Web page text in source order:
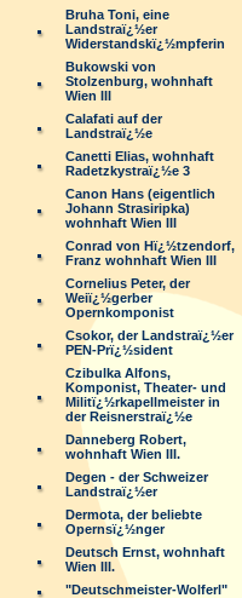
Bruha Toni, eine
Landstraï¿½er
Widerstandskï¿½mpferin
Bukowski von
Stolzenburg, wohnhaft
Wien III
Calafati auf der
Landstraï¿½e
Canetti Elias, wohnhaft
Radetzkystraï¿½e 3
Canon Hans (eigentlich
Johann Strasiripka)
wohnhaft Wien III
Conrad von Hï¿½tzendorf,
Franz wohnhaft Wien III
Cornelius Peter, der
Weiï¿½gerber
Opernkomponist
Csokor, der Landstraï¿½er
PEN-Prï¿½sident
Czibulka Alfons,
Komponist, Theater- und
Militï¿½rkapellmeister in
der Reisnerstraï¿½e
Danneberg Robert,
wohnhaft Wien III.
Degen - der Schweizer
Landstraï¿½er
Dermota, der beliebte
Opernsï¿½nger
Deutsch Ernst, wohnhaft
Wien III.
"Deutschmeister-Wolferl"